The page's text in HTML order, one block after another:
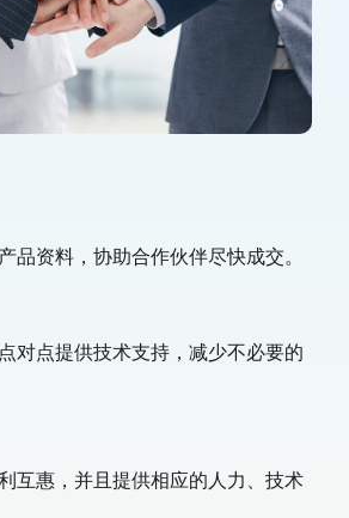
品资料，协助合作伙伴尽快成交。
对点提供技术支持，减少不必要的
互惠，并且提供相应的人力、技术